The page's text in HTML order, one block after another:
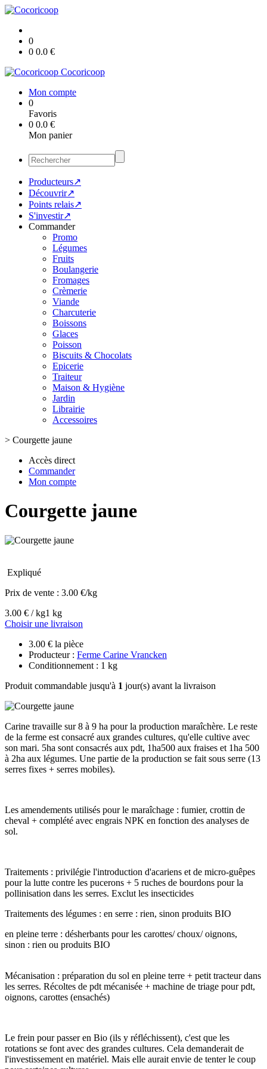
0
0 0.0 €
Cocoricoop
Mon compte
0
Favoris
0 0.0 €
Mon panier
Producteurs↗
Découvrir↗
Points relais↗
S'investir↗
Commander
Promo
Légumes
Fruits
Boulangerie
Fromages
Crèmerie
Viande
Charcuterie
Boissons
Glaces
Poisson
Biscuits & Chocolats
Epicerie
Traiteur
Maison & Hygiène
Jardin
Librairie
Accessoires
> Courgette jaune
Accès direct
Commander
Mon compte
Courgette jaune
Expliqué
Prix de vente : 3.00 €/kg
3.00 € / kg1 kg
Choisir une livraison
3.00 € la pièce
Producteur : Ferme Carine Vrancken
Conditionnement : 1 kg
Produit commandable jusqu'à 1 jour(s) avant la livraison
Carine travaille sur 8 à 9 ha pour la production maraîchère. Le reste
de la ferme est consacré aux grandes cultures, qu'elle cultive avec
son mari. 5ha sont consacrés aux pdt, 1ha500 aux fraises et 1ha 500
à 2ha aux légumes. Une partie de la production se fait sous serre (13
serres fixes + serres mobiles).
Les amendements utilisés pour le maraîchage : fumier, crottin de
cheval + complété avec engrais NPK en fonction des analyses de
sol.
Traitements : privilégie l'introduction d'acariens et de micro-guêpes
pour la lutte contre les pucerons + 5 ruches de bourdons pour la
pollinisation dans les serres. Exclut les insecticides
Traitements des légumes : en serre : rien, sinon produits BIO
en pleine terre : désherbants pour les carottes/ choux/ oignons,
sinon : rien ou produits BIO
Mécanisation : préparation du sol en pleine terre + petit tracteur dans
les serres. Récoltes de pdt mécanisée + machine de triage pour pdt,
oignons, carottes (ensachés)
Le frein pour passer en Bio (ils y réfléchissent), c'est que les
rotations se font avec des grandes cultures. Cela demanderait de
l'investissement en matériel. Mais elle aurait envie de tenter le coup